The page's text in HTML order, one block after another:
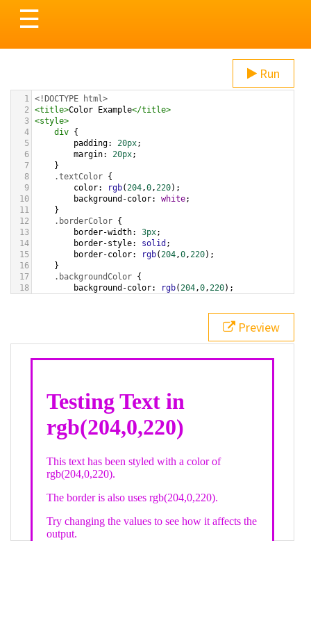
Toggle
navigation
☰
Run
1 <!DOCTYPE html>
2
<title>Color Example</title>
3 <style>
4
div {
5
padding: 20px;
6
margin: 20px;
7
}
8
.textColor {
9
color: rgb(204,0,220);
10
background-color: white;
11
}
12
.borderColor {
13
border-width: 3px;
14
border-style: solid ;
15
border-color: rgb(204,0,220);
16
}
17
.backgroundColor {
18
background-color: rgb(204,0,220);
bottom ,
white, rgb(204,0,220));
div class="textColor borderColor"
< h1>Testing Text in rgb(204,0,220)
Preview